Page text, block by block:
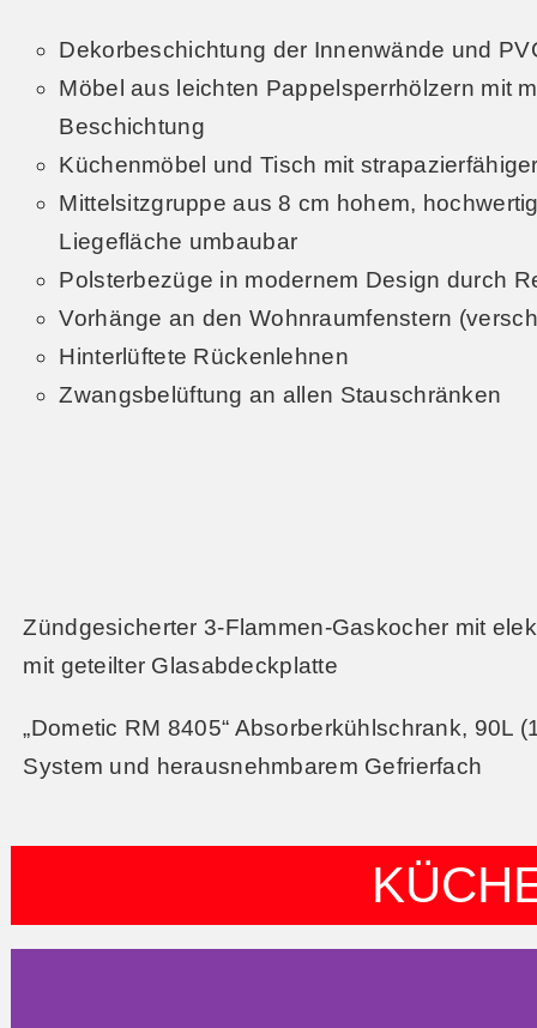
Dekorbeschichtung der Innenwände und
Möbel aus leichten Pappelsperrhölzern mit
Beschichtung
Küchenmöbel und Tisch mit
Mittelsitzgruppe aus 8 cm hohem,
Liegefläche umbaubar
Polsterbezüge in modernem Design durch
Vorhänge an den Wohnraumfenstern
Hinterlüftete Rückenlehnen
Zwangsbelüftung an allen Stauschränken
Zündgesicherter 3-Flammen-Gaskocher mit
mit geteilter Glasabdeckplatte
„Dometic RM 8405“ Absorberkühlschrank, 90L
System und herausnehmbarem Gefrierfach